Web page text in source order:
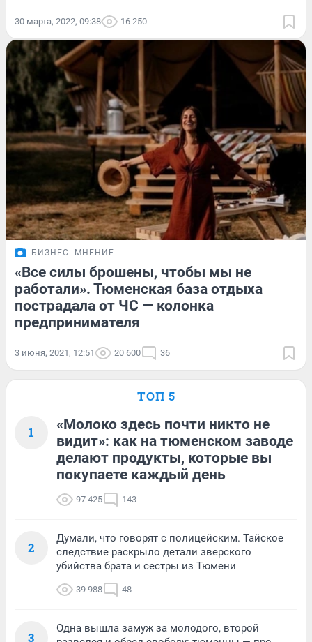
30 марта, 2022, 09:38 16 250
БИЗНЕС МНЕНИЕ
«Все силы брошены, чтобы мы не
работали». Тюменская база отдыха
пострадала от ЧС — колонка
предпринимателя
3 июня, 2021, 12:51 20 600 36
ТОП 5
1
«Молоко здесь почти никто не
видит»: как на тюменском заводе
делают продукты, которые вы
покупаете каждый день
97 425 143
2
Думали, что говорят с полицейским. Тайское
следствие раскрыло детали зверского
убийства брата и сестры из Тюмени
39 988 48
3
Одна вышла замуж за молодого, второй